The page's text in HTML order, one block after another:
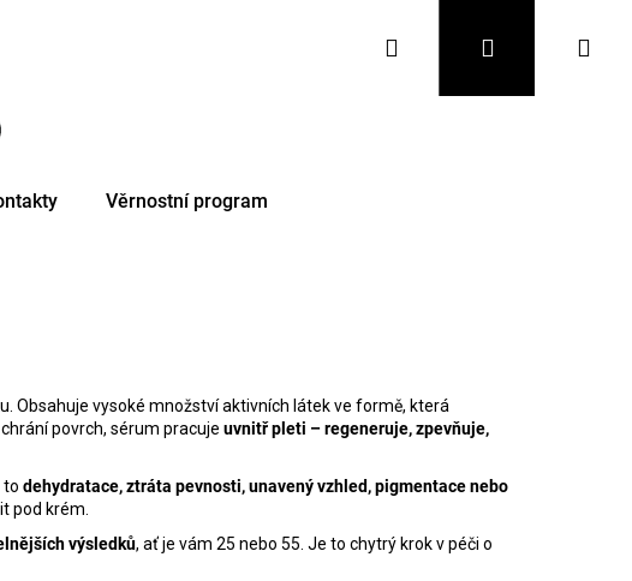
Hledat Přihlášení
Věrnostní program
Obsahuje vysoké množství aktivních látek ve formě, která
povrch, sérum pracuje uvnitř pleti – regeneruje, zpevňuje,
to dehydratace, ztráta pevnosti, unavený vzhled, pigmentace nebo
pod krém.
výsledků, ať je vám 25 nebo 55. Je to chytrý krok v péči o
ODLAKOVAČ GREEN™ &